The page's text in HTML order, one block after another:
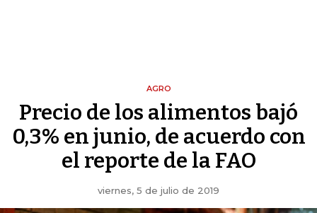
AGRO
Precio de los alimentos bajó
0,3% en junio, de acuerdo con
el reporte de la FAO
viernes, 5 de julio de 2019